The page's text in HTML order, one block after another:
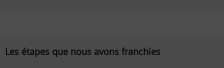
Les étapes que nous avons franchies